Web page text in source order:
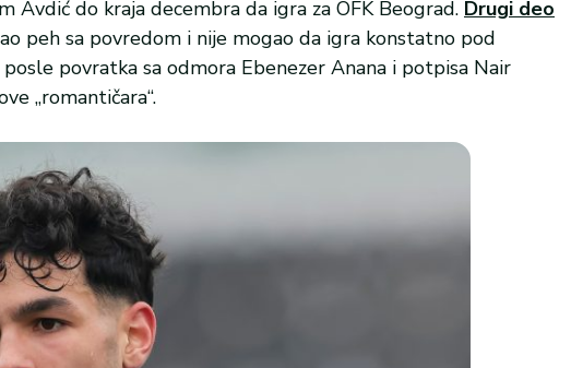
Avdić do kraja decembra da igra za OFK Beograd. Drugi deo
peh sa povredom i nije mogao da igra konstatno pod
povratka sa odmora Ebenezer Anana i potpisa Nair
„romantičara“.